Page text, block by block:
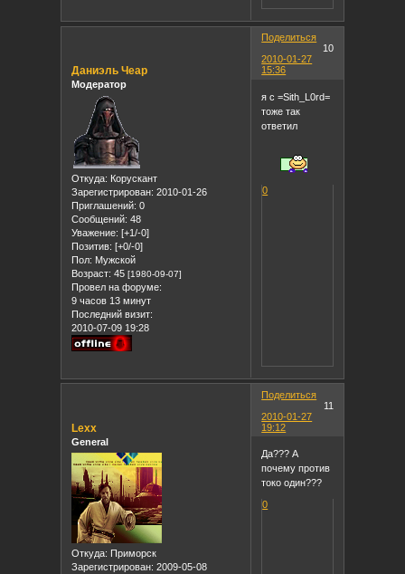
Поделиться
10
2010-01-27
15:36
Даниэль Чеар
Модератор
Откуда: Корускант
Зарегистрирован: 2010-01-26
Приглашений: 0
Сообщений: 48
Уважение: [+1/-0]
Позитив: [+0/-0]
Пол: Мужской
Возраст: 45[1980-09-07]
Провел на форуме:
9 часов 13 минут
Последний визит:
2010-07-09 19:28
я с =Sith_L0rd=
тоже так
ответил
0
Поделиться
11
2010-01-27
19:12
Lexx
General
Откуда: Приморск
Зарегистрирован: 2009-05-08
Да??? А
почему против
токо один???
0